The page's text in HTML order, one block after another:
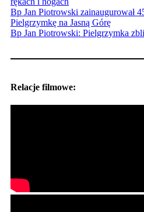
Bp Jan Piotrowski zainaugurował
Pielgrzymkę na Jasną Górę
Bp Jan Piotrowski: Pielgrzymka
Relacje filmowe: